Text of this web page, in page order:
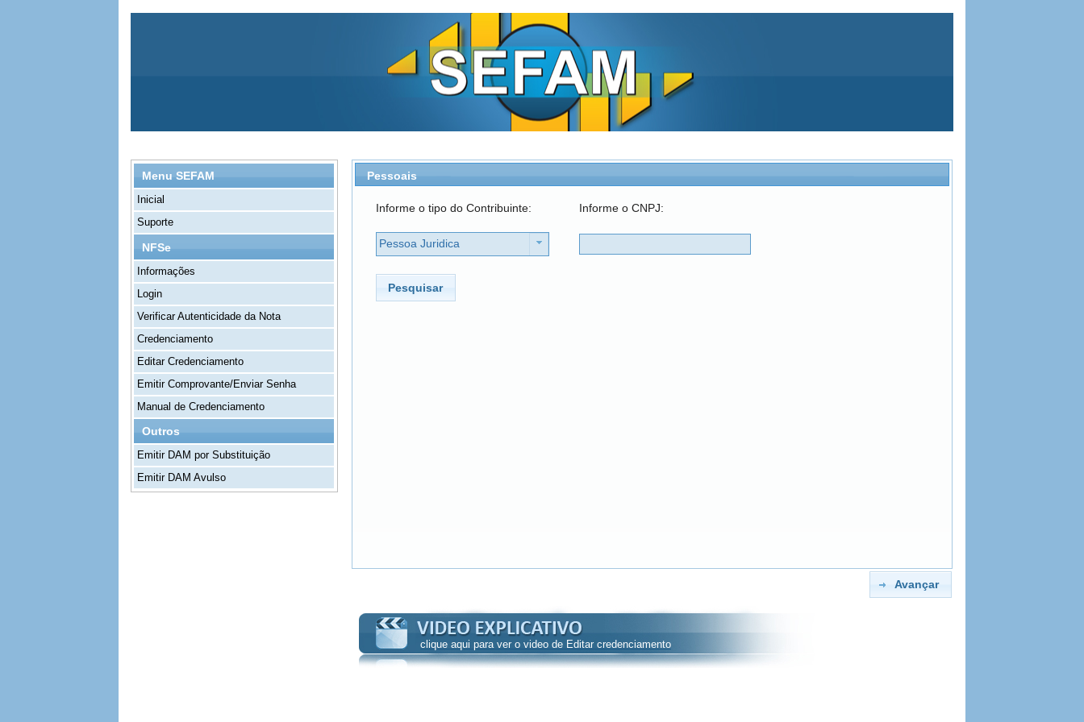
Menu SEFAM
Inicial
Suporte
NFSe
Informações
Login
Verificar Autenticidade da Nota
Credenciamento
Editar Credenciamento
Emitir Comprovante/Enviar Senha
Manual de Credenciamento
Outros
Emitir DAM por Substituição
Emitir DAM Avulso
Pessoais
Informe o tipo do Contribuinte: Informe o CNPJ:
Pessoa Juridica
Pesquisar
Avançar
clique aqui para ver o video de Editar credenciamento